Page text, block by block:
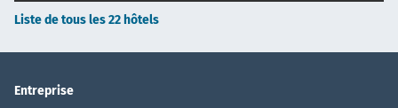
Liste de tous les 22 hôtels
Entreprise